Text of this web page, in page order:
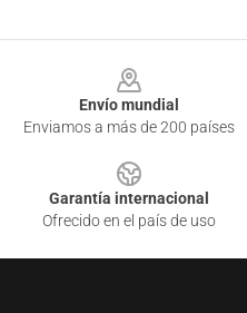
Envío mundial
Enviamos a más de 200 países
Garantía internacional
Ofrecido en el país de uso